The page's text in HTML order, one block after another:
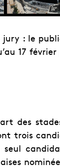
: le
17
des
trois